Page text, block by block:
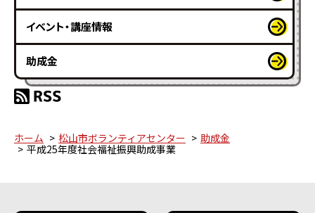
イベント・講座情報
助成金
ホーム 松山市ボランティアセンター
助成金
平成25年度社会福祉振興助成事業